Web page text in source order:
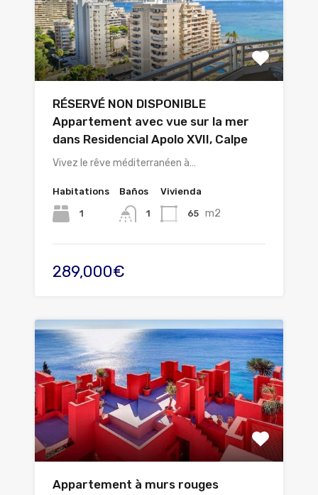
RÉSERVÉ NON DISPONIBLE
Appartement avec vue sur la mer
dans Residencial Apolo XVII, Calpe
Vivez le rêve méditerranéen à…
Habitations
1
Baños
1
Vivienda
65 m2
289,000€
Appartement à murs rouges